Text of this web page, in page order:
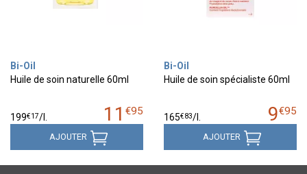
Bi-Oil
Huile de soin naturelle 60ml
11 €95
199€17/
AJOUTER
Bi-Oil
Huile de soin spécialiste 60ml
9€95
165€83/
AJOUTER